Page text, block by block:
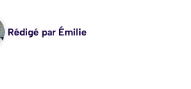
Rédigé par Émilie